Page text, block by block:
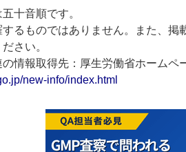
十音順です。
するものではありません。また、掲
さい。
の情報取得先：厚生労働省ホーム
new-info/index.html